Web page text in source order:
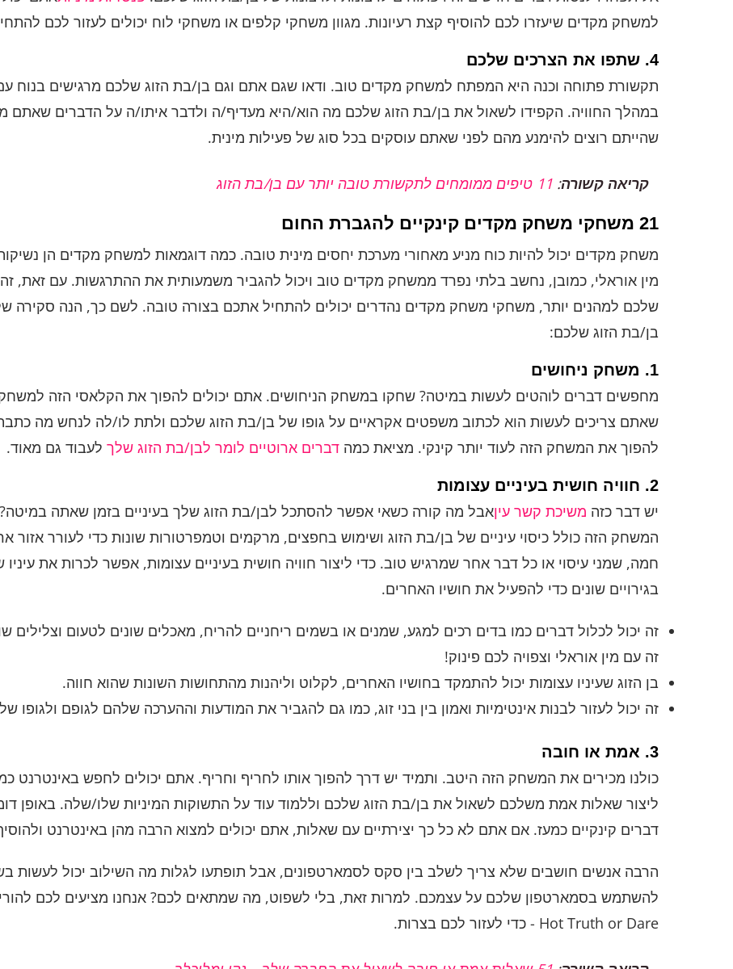
למשחק מקדים שיעזרו לכם להוסיף קצת רעיונות. מגוון משחקי קלפים או משחקי לוח יכולים לעזור לכם
4. שתפו את הצרכים שלכם
תקשורת פתוחה וכנה היא המפתח למשחק מקדים טוב. ודאו שגם אתם וגם בן/בת הזוג שלכם מרגישים
במהלך החוויה. הקפידו לשאול את בן/בת הזוג שלכם מה הוא/היא מעדיף/ה ולדבר איתו/ה על הדברים שאתם
שהייתם רוצים להימנע מהם לפני שאתם עוסקים בכל סוג של פעילות מינית.
קריאה קשורה: 11 טיפים ממומחים לתקשורת טובה יותר עם בן/בת הזוג
21 משחקי משחק מקדים קינקיים להגברת החום
משחק מקדים יכול להיות כוח מניע מאחורי מערכת יחסים מינית טובה. כמה דוגמאות למשחק מקדים הן
מין אוראלי, כמובן, נחשב בלתי נפרד ממשחק מקדים טוב ויכול להגביר משמעותית את ההתרגשות. עם זאת,
בן/בת הזוג שלכם:
1. משחק ניחושים
מחפשים דברים לוהטים לעשות במיטה? שחקו במשחק הניחושים. אתם יכולים להפוך את הקלאסי הזה
שאתם צריכים לעשות הוא לכתוב משפטים אקראיים על גופו של בן/בת הזוג שלכם ולתת לו/לה לנחש מה
להפוך את המשחק הזה לעוד יותר קינקי. מציאת כמה דברים ארוטיים לומר לבן/בת הזוג שלך לעבוד גם מאוד.
2. חוויה חושית בעיניים עצומות
יש דבר כזה משיכת קשר עיןאבל מה קורה כשאי אפשר להסתכל לבן/בת הזוג שלך בעיניים בזמן שאתה
המשחק הזה כולל כיסוי עיניים של בן/בת הזוג ושימוש בחפצים, מרקמים וטמפרטורות שונות כדי לעורר
חמה, שמני עיסוי או כל דבר אחר שמרגיש טוב. כדי ליצור חוויה חושית בעיניים עצומות, אפשר לכרות את
בגירויים שונים כדי להפעיל את חושיו האחרים.
זה יכול לכלול דברים כמו בדים רכים למגע, שמנים או בשמים ריחניים להריח, מאכלים שונים לטעום וצלילים
זה עם מין אוראלי וצפויה לכם פינוק!
בן הזוג שעיניו עצומות יכול להתמקד בחושיו האחרים, לקלוט וליהנות מהתחושות השונות שהוא חווה.
זה יכול לעזור לבנות אינטימיות ואמון בין בני זוג, כמו גם להגביר את המודעות וההערכה שלהם לגופם ולגופו
3. אמת או חובה
כולנו מכירים את המשחק הזה היטב. ותמיד יש דרך להפוך אותו לחריף וחריף. אתם יכולים לחפש באינטרנט
ליצור שאלות אמת משלכם לשאול את בן/בת הזוג שלכם וללמוד עוד על התשוקות המיניות שלו/שלה. באופן
דברים קינקיים כמעז. אם אתם לא כל כך יצירתיים עם שאלות, אתם יכולים למצוא הרבה מהן באינטרנט
הרבה אנשים חושבים שלא צריך לשלב בין סקס לסמארטפונים, אבל תופתעו לגלות מה השילוב יכול לעשות
- Hot Truth or Dare כדי לעזור לכם בצרות.